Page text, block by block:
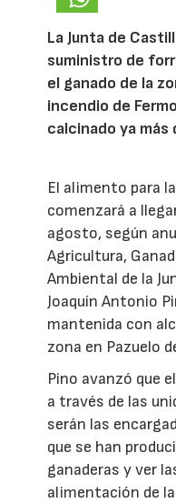
La Junta de
suministro de
el ganado de la
incendio de
calcinado ya
El alimento para
comenzará a
agosto, según
Agricultura,
Ambiental de la
Joaquín Antonio
mantenida con
zona en Pazuelo
Pino avanzó que
a través de las
serán las
que se han
ganaderas y ver
alimentación de